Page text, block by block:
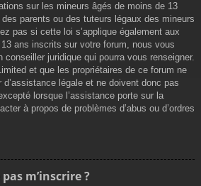
sur les mineurs âgés de moins de 13
parents ou des tuteurs légaux des mineurs
pas si cette loi s’applique également aux
ans inscrits sur votre forum, nous vous
juridique qui pourra vous renseigner.
et que les propriétaires de ce forum ne
légale et ne doivent donc pas
lorsque l’assistance porte sur la
à propos de problèmes d’abus ou d’ordres
m’inscrire ?